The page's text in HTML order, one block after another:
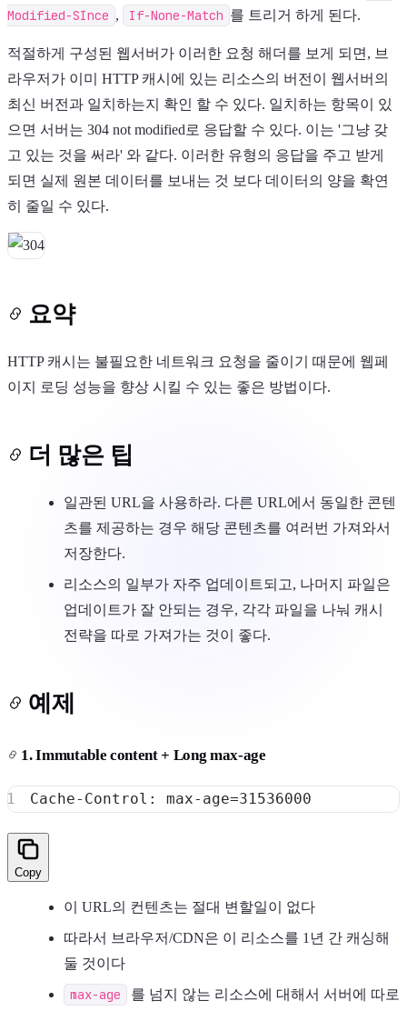
Modified-SInce , If-None-Match 를 트리거 하게 된다.
적절하게 구성된 웹서버가 이러한 요청 해더를 보게 되면, 브
라우저가 이미 HTTP 캐시에 있는 리소스의 버전이 웹서버의
최신 버전과 일치하는지 확인 할 수 있다. 일치하는 항목이 있
으면 서버는 304 not modified로 응답할 수 있다. 이는 '그냥 갖
고 있는 것을 써라' 와 같다. 이러한 유형의 응답을 주고 받게
되면 실제 원본 데이터를 보내는 것 보다 데이터의 양을 확연
히 줄일 수 있다.
요약
HTTP 캐시는 불필요한 네트워크 요청을 줄이기 때문에 웹페
이지 로딩 성능을 향상 시킬 수 있는 좋은 방법이다.
더 많은 팁
일관된 URL을 사용하라. 다른 URL에서 동일한 콘텐
츠를 제공하는 경우 해당 콘텐츠를 여러번 가져와서
저장한다.
리소스의 일부가 자주 업데이트되고, 나머지 파일은
업데이트가 잘 안되는 경우, 각각 파일을 나눠 캐시
전략을 따로 가져가는 것이 좋다.
예제
1. Immutable content + Long max-age
Cache-Control: max-age=31536000
Copy
이 URL의 컨텐츠는 절대 변할일이 없다
따라서 브라우저/CDN은 이 리소스를 1년 간 캐싱해
둘 것이다
max-age 를 넘지 않는 리소스에 대해서 서버에 따로